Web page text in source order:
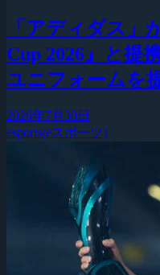
「アディダス」
Cup 2026』と提
ユニフォームを
2026年7月30日
esports(eスポーツ)